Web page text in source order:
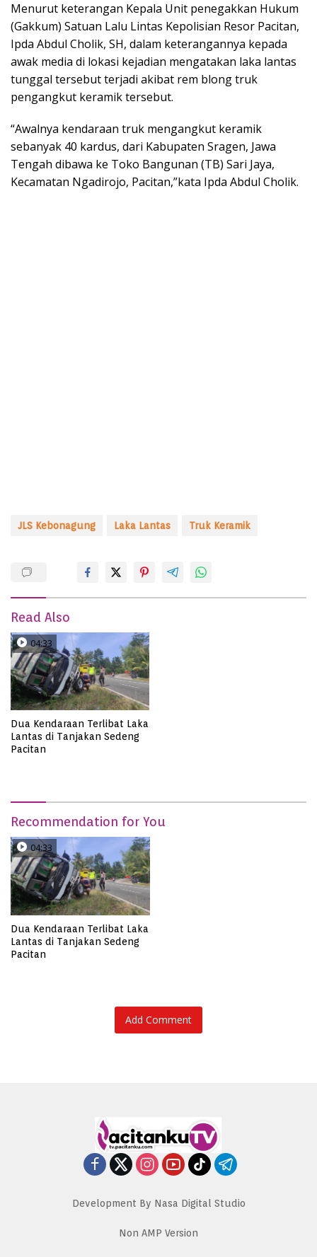
Menurut keterangan Kepala Unit penegakkan Hukum
(Gakkum) Satuan Lalu Lintas Kepolisian Resor Pacitan,
Ipda Abdul Cholik, SH, dalam keterangannya kepada
awak media di lokasi kejadian mengatakan laka lantas
tunggal tersebut terjadi akibat rem blong truk
pengangkut keramik tersebut.
“Awalnya kendaraan truk mengangkut keramik
sebanyak 40 kardus, dari Kabupaten Sragen, Jawa
Tengah dibawa ke Toko Bangunan (TB) Sari Jaya,
Kecamatan Ngadirojo, Pacitan,”kata Ipda Abdul Cholik.
JLS Kebonagung Laka Lantas Truk Keramik
Read Also
04:33
Dua Kendaraan Terlibat Laka
Lantas di Tanjakan Sedeng
Pacitan
Recommendation for You
04:33
Dua Kendaraan Terlibat Laka
Lantas di Tanjakan Sedeng
Pacitan
Add Comment
Development By Nasa Digital Studio
Non AMP Version